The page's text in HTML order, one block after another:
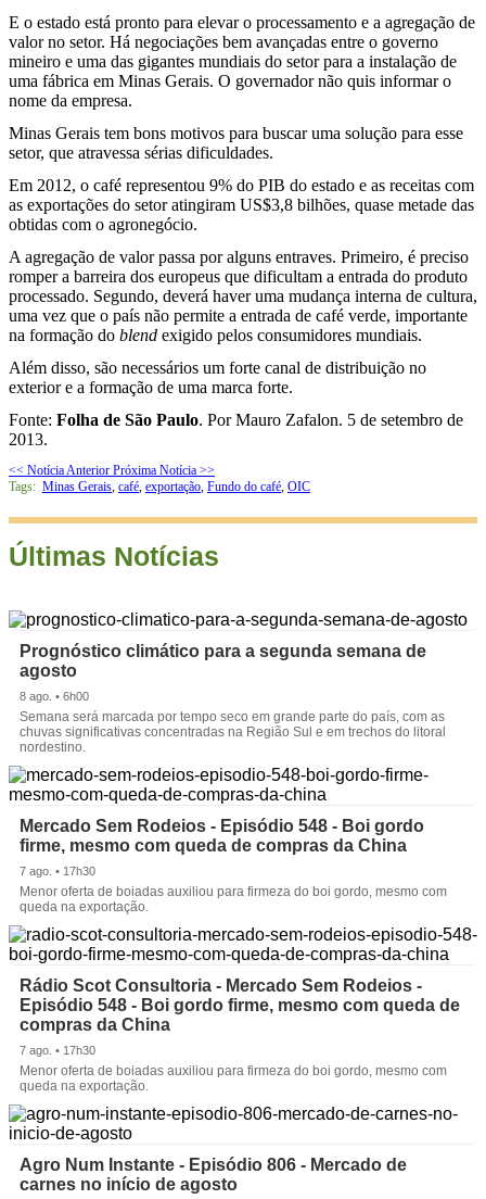
E o estado está pronto para elevar o processamento e a agregação de
valor no setor. Há negociações bem avançadas entre o governo
mineiro e uma das gigantes mundiais do setor para a instalação de
uma fábrica em Minas Gerais. O governador não quis informar o
nome da empresa.
Minas Gerais tem bons motivos para buscar uma solução para esse
setor, que atravessa sérias dificuldades.
Em 2012, o café representou 9% do PIB do estado e as receitas com
as exportações do setor atingiram US$3,8 bilhões, quase metade das
obtidas com o agronegócio.
A agregação de valor passa por alguns entraves. Primeiro, é preciso
romper a barreira dos europeus que dificultam a entrada do produto
processado. Segundo, deverá haver uma mudança interna de cultura,
uma vez que o país não permite a entrada de café verde, importante
na formação do blend exigido pelos consumidores mundiais.
Além disso, são necessários um forte canal de distribuição no
exterior e a formação de uma marca forte.
Fonte: Folha de São Paulo. Por Mauro Zafalon. 5 de setembro de
2013.
<< Notícia Anterior Próxima Notícia >>
Tags: Minas Gerais, café, exportação, Fundo do café, OIC
Últimas Notícias
Prognóstico climático para a segunda semana de
agosto
8 ago. • 6h00
Semana será marcada por tempo seco em grande parte do país, com as
chuvas significativas concentradas na Região Sul e em trechos do litoral
nordestino.
Mercado Sem Rodeios - Episódio 548 - Boi gordo
firme, mesmo com queda de compras da China
7 ago. • 17h30
Menor oferta de boiadas auxiliou para firmeza do boi gordo, mesmo com
queda na exportação.
Rádio Scot Consultoria - Mercado Sem Rodeios -
Episódio 548 - Boi gordo firme, mesmo com queda de
compras da China
7 ago. • 17h30
Menor oferta de boiadas auxiliou para firmeza do boi gordo, mesmo com
queda na exportação.
Agro Num Instante - Episódio 806 - Mercado de
carnes no início de agosto